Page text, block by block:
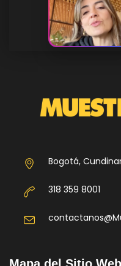
Bogotá,
318 359 8001
Mapa del Sitio Web